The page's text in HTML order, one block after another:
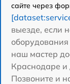
сайте через
выезде, если
наш мастер
Краснодаре и
Позвоните и